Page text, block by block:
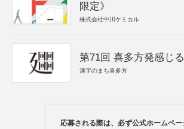
限定》
株式会社中川ケミカル
第71回 喜多方発感じ
漢字のまち喜多方
応募される際は、必ず公式ホームペー